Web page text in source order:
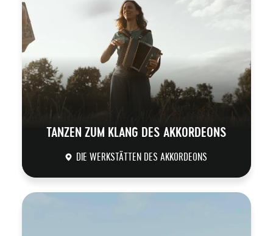
TANZEN ZUM KLANG DES AKKORDEONS
DIE WERKSTÄTTEN DES AKKORDEONS